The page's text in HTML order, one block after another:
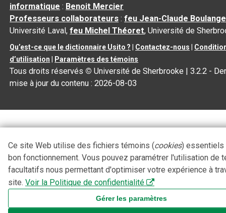
informatique : Benoit Mercier
Professeurs collaborateurs :feu Jean-Claude
Université Laval,feu Michel Théoret, Université de
Qu’est-ce que le dictionnaire Usito ? Contactez-nous
d’utilisation
Paramètres des témoins
Tous droits réservés © Université de Sherbrooke |3.2.2 -
mise à jour du contenu :2026-08-03
Ce site Web utilise des fichiers témoins (cookies) essentiels
bon fonctionnement. Vous pouvez paramétrer l'utilisation de
facultatifs nous permettant d'optimiser votre expérience à
site. Voir la Politique de confidentialité
Gérer les paramètres